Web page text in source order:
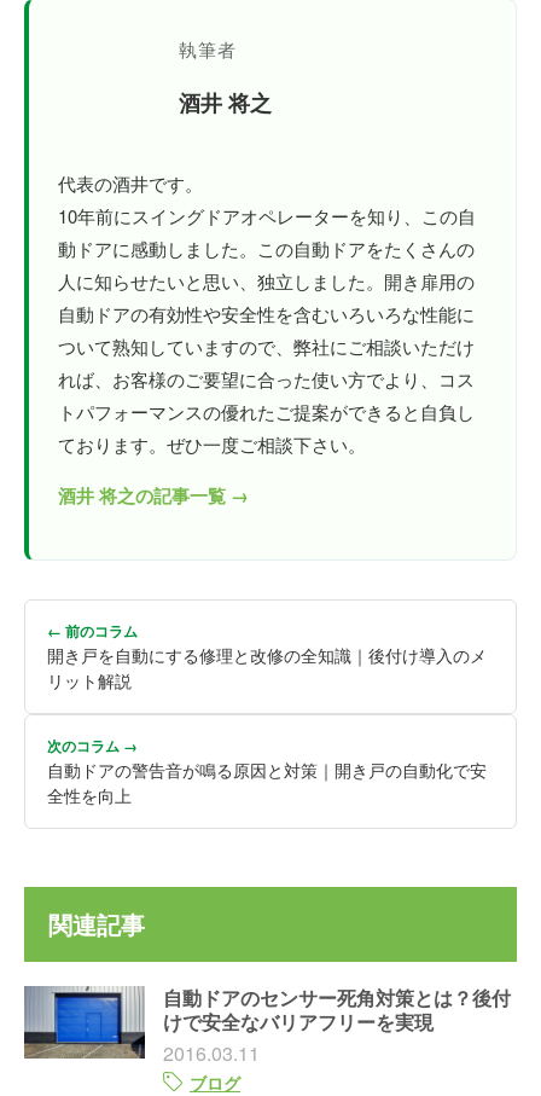
執筆者
酒井 将之
代表の酒井です。
10年前にスイングドアオペレーターを知り、この自
動ドアに感動しました。この自動ドアをたくさんの
人に知らせたいと思い、独立しました。開き扉用の
自動ドアの有効性や安全性を含むいろいろな性能に
ついて熟知していますので、弊社にご相談いただけ
れば、お客様のご要望に合った使い方でより、コス
トパフォーマンスの優れたご提案ができると自負し
ております。ぜひ一度ご相談下さい。
酒井 将之の記事一覧 →
← 前のコラム
開き戸を自動にする修理と改修の全知識｜後付け導入のメ
リット解説
次のコラム →
自動ドアの警告音が鳴る原因と対策｜開き戸の自動化で安
全性を向上
関連記事
自動ドアのセンサー死角対策とは？後付
けで安全なバリアフリーを実現
2016.03.11
ブログ